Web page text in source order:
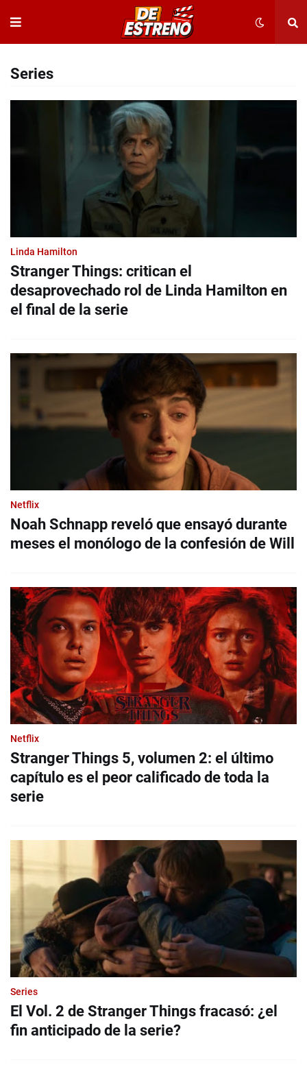
Series
Linda Hamilton
Stranger Things: critican el
desaprovechado rol de Linda Hamilton en
el final de la serie
Netflix
Noah Schnapp reveló que ensayó durante
meses el monólogo de la confesión de Will
Netflix
Stranger Things 5, volumen 2: el último
capítulo es el peor calificado de toda la
serie
Series
El Vol. 2 de Stranger Things fracasó: ¿el
fin anticipado de la serie?